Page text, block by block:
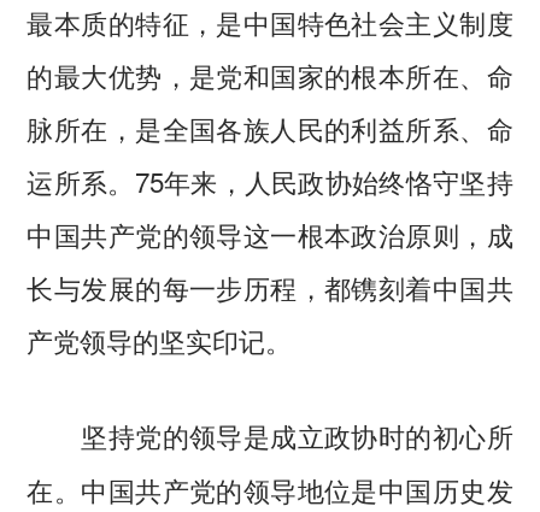
最本质的特征，是中国特色社会主义制度
的最大优势，是党和国家的根本所在、命
脉所在，是全国各族人民的利益所系、命
运所系。75年来，人民政协始终恪守坚持
中国共产党的领导这一根本政治原则，成
长与发展的每一步历程，都镌刻着中国共
产党领导的坚实印记。
坚持党的领导是成立政协时的初心所
在。 中国共产党的领导地位是中国历史发